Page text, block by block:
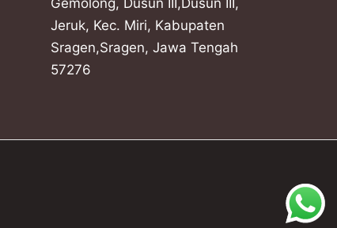
Jeruk, Kec. Miri, Kabupaten
Sragen,Sragen, Jawa Tengah
57276